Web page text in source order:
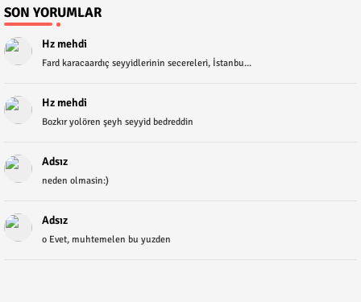
SON YORUMLAR
Hz mehdi
Fard karacaardıç seyyidlerinin secereleri, İstanbu...
Hz mehdi
Bozkır yolören şeyh seyyid bedreddin
Adsız
neden olmasin:)
Adsız
o Evet, muhtemelen bu yuzden